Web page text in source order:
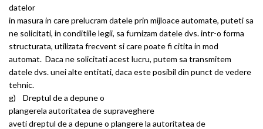
datelor
in masura in care prelucram datele prin mijloace automate, puteti sa
ne solicitati, in conditiile legii, sa furnizam datele dvs. intr-o forma
structurata, utilizata frecvent si care poate fi citita in mod
automat. Daca ne solicitati acest lucru, putem sa transmitem
datele dvs. unei alte entitati, daca este posibil din punct de vedere
tehnic.
g) Dreptul de a depune o
plangerela autoritatea de supraveghere
aveti dreptul de a depune o plangere la autoritatea de